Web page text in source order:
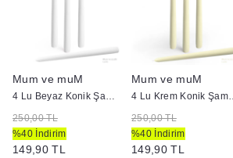
Mum ve muM
4 Lu Beyaz Konik Şamdan Mum
250,00 TL
%40 İndirim
149,90 TL
Mum ve muM
4 Lu
250,00 TL
%40 İndirim
149,90 TL